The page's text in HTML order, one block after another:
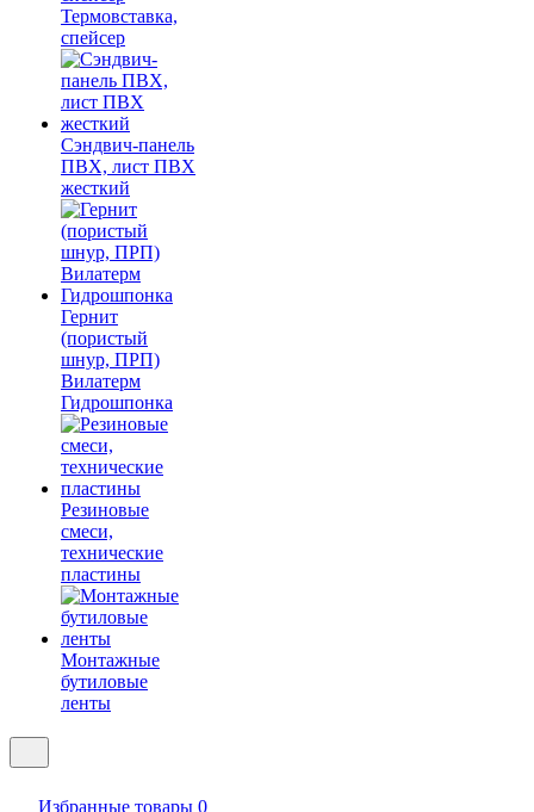
Термовставка,
спейсер
Сэндвич-панель
ПВХ, лист ПВХ
жесткий
Гернит
(пористый
шнур, ПРП)
Вилатерм
Гидрошпонка
Резиновые
смеси,
технические
пластины
Монтажные
бутиловые
ленты
Избранные товары 0